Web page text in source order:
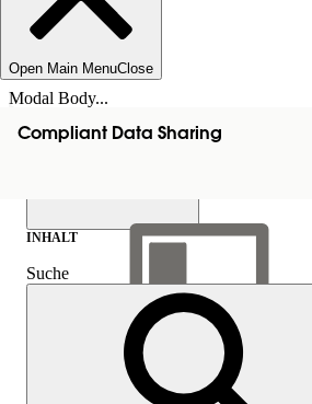
Open Main MenuClose
Modal Body...
Compliant Data Sharing
Inhalt anzeigen
Inhalt
INHALT
Suche